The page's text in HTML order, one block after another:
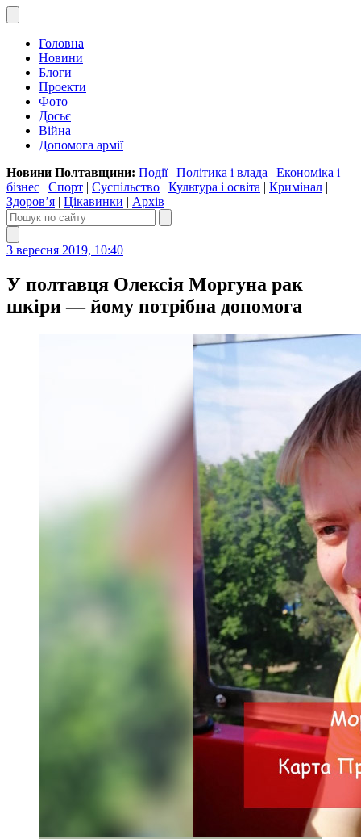
Головна
Новини
Блоги
Проекти
Фото
Досьє
Війна
Допомога армії
Новини Полтавщини: Події| Політика і влада | Економіка і
бізнес | Спорт | Суспільство | Культура і освіта | Кримінал |
Здоров’я | Цікавинки | Архів
3 вересня 2019, 10:40
У полтавця Олексія Моргуна рак
шкіри — йому потрібна допомога